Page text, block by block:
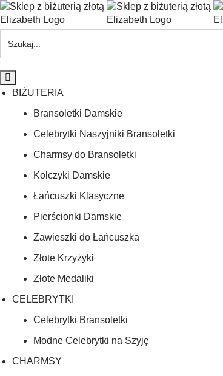
BIŻUTERIA
Bransoletki Damskie
Celebrytki Naszyjniki Bransoletki
Charmsy do Bransoletki
Kolczyki Damskie
Łańcuszki Klasyczne
Pierścionki Damskie
Zawieszki do Łańcuszka
Złote Krzyżyki
Złote Medaliki
CELEBRYTKI
Celebrytki Bransoletki
Modne Celebrytki na Szyję
CHARMSY